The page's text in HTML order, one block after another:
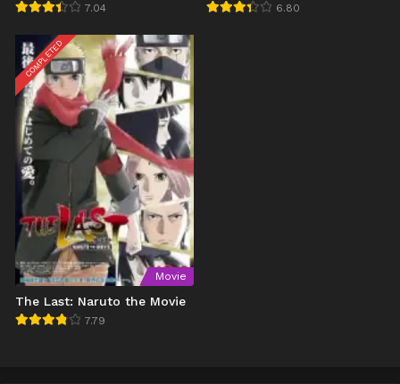
7.04 6.80
COMPLETED
Movie
The Last: Naruto the Movie
7.79